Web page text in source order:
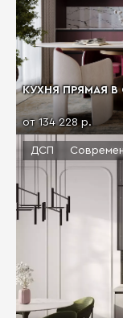
КУХНЯ ПРЯМАЯ В
от 134 228 р.
ДСП